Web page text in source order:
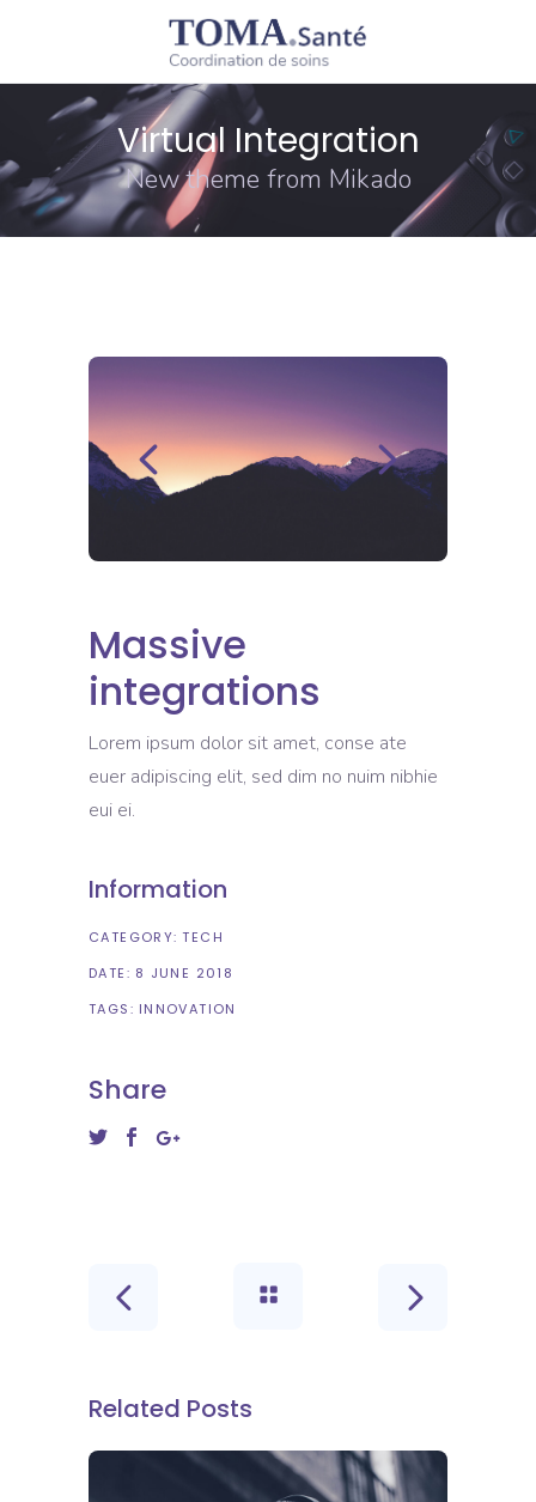
Virtual Integration
New theme from Mikado
Massive
integrations
Lorem ipsum dolor sit amet, conse ate
euer adipiscing elit, sed dim no nuim nibhie
eui ei.
Information
CATEGORY: TECH
DATE: 8 JUNE 2018
TAGS: INNOVATION
Share
Related Posts